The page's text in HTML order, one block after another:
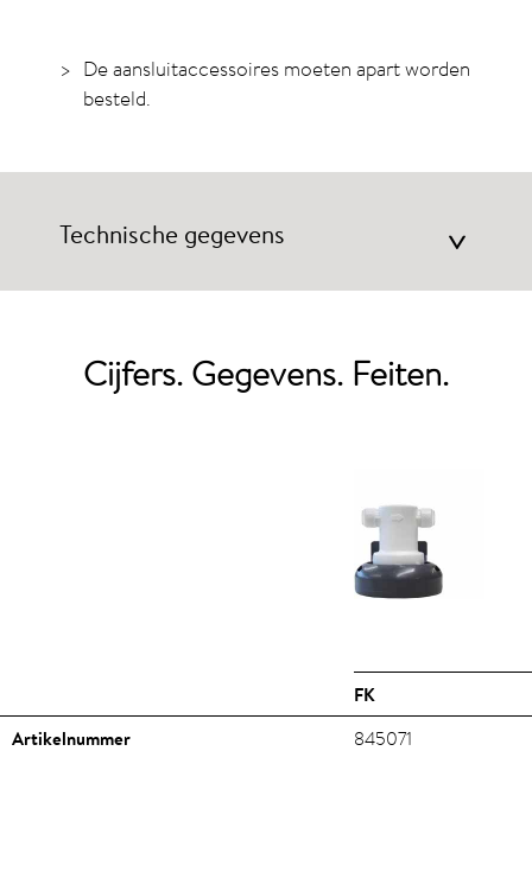
De aansluitaccessoires moeten apart worden
besteld.
Technische gegevens >
Cijfers. Gegevens. Feiten.
FK
Artikelnummer
845071